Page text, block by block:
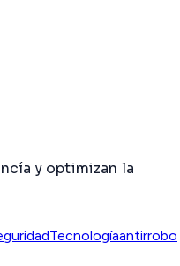
y optimizan la
Tecnologíaantirrobo